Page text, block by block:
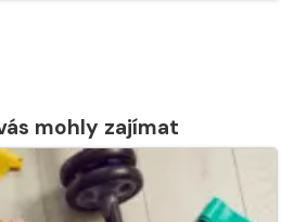
mohly zajímat